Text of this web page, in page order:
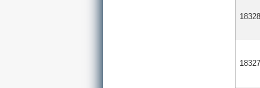
18328
18327